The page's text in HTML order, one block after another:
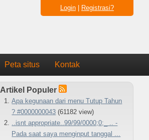
Login Registrasi?
Peta situs Kontak
Artikel Populer
Apa kegunaan dari menu Tutup Tahun
? #0000000043 (61182 view)
..isnt appropriate..99/99/0000;0;_ .. -
Pada saat saya menginput tanggal ...